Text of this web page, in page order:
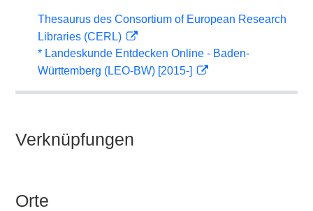
Thesaurus des Consortium of European Research
Libraries (CERL)
* Landeskunde Entdecken Online - Baden-
Württemberg (LEO-BW) [2015-]
Verknüpfungen
Orte